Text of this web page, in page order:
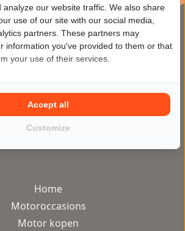
maakt het kopen en
van motoren makkelijker
op het meest veilige en
motor occasion
Home
Motoroccasions
Motor kopen
analyze our website traffic. We also share
use of our site with our social media,
partners. These partners may
information you've provided to them or that
your use of their services.
Customize
Accept all